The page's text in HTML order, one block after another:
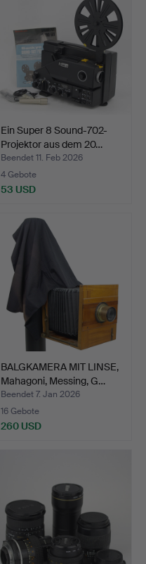
Ein Super 8 Sound-702-
Projektor aus dem 20…
Beendet 11. Feb 2026
4 Gebote
53 USD
BALGKAMERA MIT LINSE,
Mahagoni, Messing, G…
Beendet 7. Jan 2026
16 Gebote
260 USD